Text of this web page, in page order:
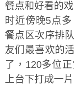
餐点和好看的
时近傍晚5点
餐点区次序排
友们最喜欢的
了，120多位
上台下打成一